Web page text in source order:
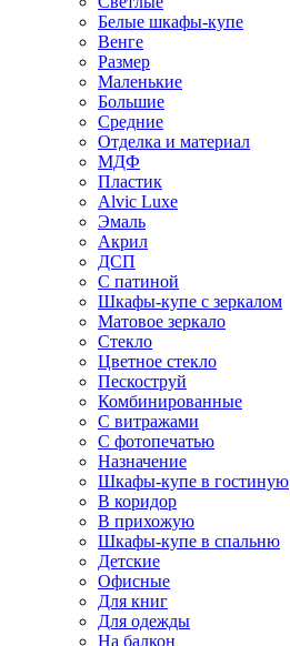
Белые шкафы-купе
Венге
Размер
Маленькие
Большие
Средние
Отделка и материал
МДФ
Пластик
Alvic Luxe
Эмаль
Акрил
ДСП
С патиной
Шкафы-купе с зеркалом
Матовое зеркало
Стекло
Цветное стекло
Пескоструй
Комбинированные
С витражами
С фотопечатью
Назначение
Шкафы-купе в гостиную
В коридор
В прихожую
Шкафы-купе в спальню
Детские
Офисные
Для книг
Для одежды
На балкон